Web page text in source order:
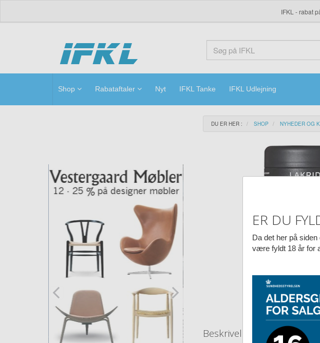
IFKL - rabat
ifkl
Shop Rabataftaler Nyt IFKL Tanke IFKL Udlejning
DU ER HER : SHOP NYHEDER OG
Beskrivelse
ER DU
Da det her på
være fyldt 18 år for